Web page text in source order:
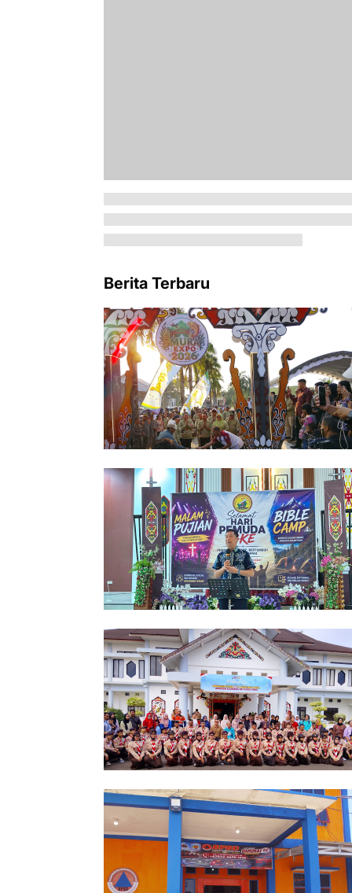
Berita Terbaru